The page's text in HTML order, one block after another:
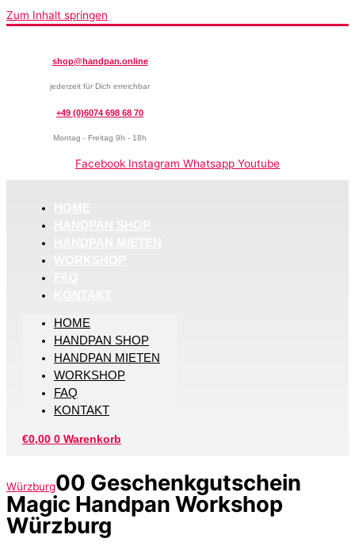
Zum Inhalt springen
shop@handpan.online
jederzeit für Dich erreichbar
+49 (0)6074 698 68 70
Montag - Freitag 9h - 18h
Facebook Instagram Whatsapp Youtube
HOME
HANDPAN SHOP
HANDPAN MIETEN
WORKSHOP
FAQ
KONTAKT
€0,00 0 Warenkorb
Würzburg00 Geschenkgutschein
Magic Handpan Workshop
Würzburg